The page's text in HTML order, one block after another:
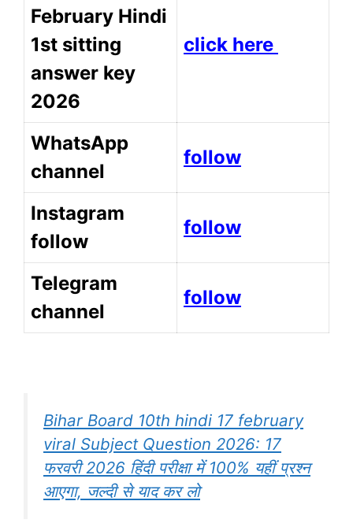
February Hindi
1st sitting
answer key
2026
click here
WhatsApp
channel
follow
Instagram
follow
follow
Telegram
channel
follow
Bihar Board 10th hindi 17 february
viral Subject Question 2026: 17
फरवरी 2026 हिंदी परीक्षा में 100% यहीं प्रश्न
आएगा, जल्दी से याद कर लो